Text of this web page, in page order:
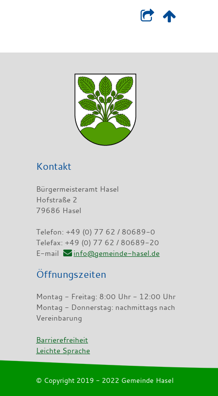
Kontakt
Bürgermeisteramt Hasel
Hofstraße 2
79686 Hasel
Telefon: +49 (0) 77 62 / 80689-0
Telefax: +49 (0) 77 62 / 80689-20
E-mail
info@gemeinde-hasel.de
Öffnungszeiten
Montag - Freitag: 8:00 Uhr - 12:00 Uhr
Montag - Donnerstag: nachmittags nach
Vereinbarung
Barrierefreiheit
Leichte Sprache
© Copyright 2019 - 2022 Gemeinde Hasel